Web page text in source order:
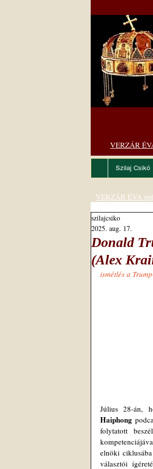
VERZÁR
Szilaj Csikó
Donald
(Alex
szilajcsiko
2025. aug. 17.
ismétlés a
Július 28-án,
Haiphong
folytatott
elnöki
választói
VERZÁR ÉVA